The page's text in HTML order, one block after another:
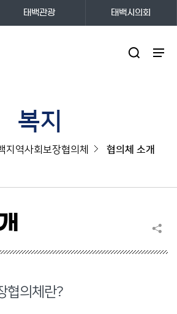
태백관광 태백시의회
복지
지역사회보장협의체 협의체 소개
협의체란?